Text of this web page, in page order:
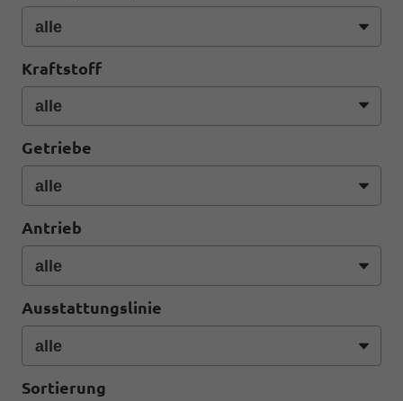
Kraftstoff
Getriebe
Antrieb
Ausstattungslinie
Sortierung